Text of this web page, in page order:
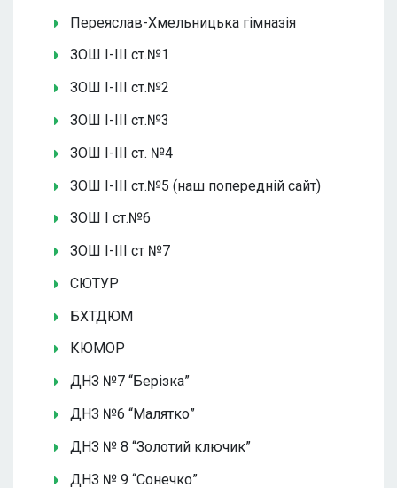
Переяслав-Хмельницька гімназія
ЗОШ І-ІІІ ст.№1
ЗОШ І-ІІІ ст.№2
ЗОШ І-ІІІ ст.№3
ЗОШ І-ІІІ ст. №4
ЗОШ І-ІІІ ст.№5 (наш попередній сайт)
ЗОШ І ст.№6
ЗОШ І-ІІІ ст №7
СЮТУР
БХТДЮМ
КЮМОР
ДНЗ №7 “Берізка”
ДНЗ №6 “Малятко”
ДНЗ № 8 “Золотий ключик”
ДНЗ № 9 “Сонечко”